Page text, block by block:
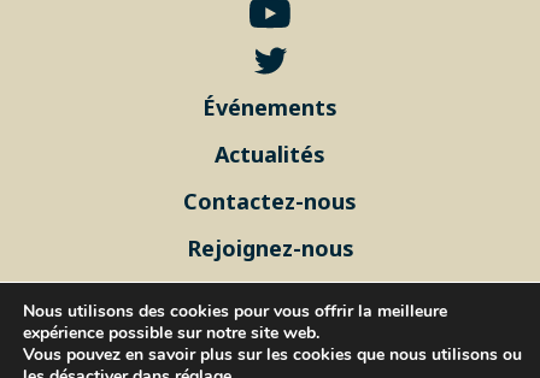
Événements
Actualités
Contactez-nous
Rejoignez-nous
Politique de confidentialité
Plan du site
Nous utilisons des cookies pour vous offrir la meilleure
expérience possible sur notre site web.
Vous pouvez en savoir plus sur les cookies que nous utilisons ou